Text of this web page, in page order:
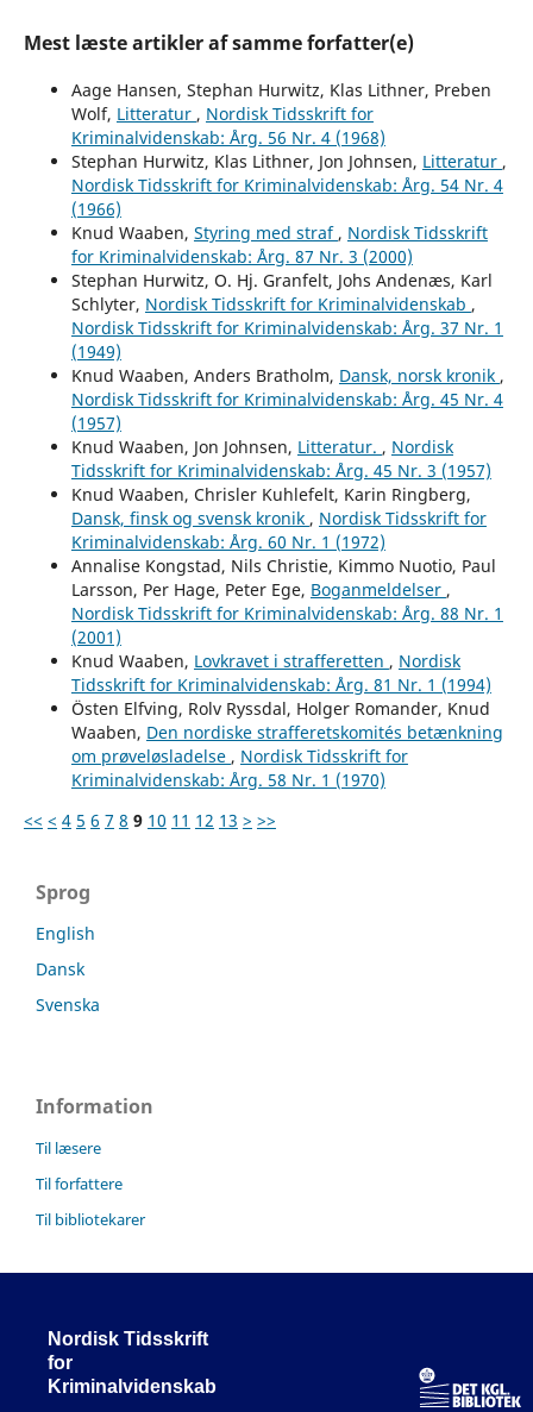
Mest læste artikler af samme forfatter(e)
Aage Hansen, Stephan Hurwitz, Klas Lithner, Preben
Wolf, Litteratur , Nordisk Tidsskrift for
Kriminalvidenskab: Årg. 56 Nr. 4 (1968)
Stephan Hurwitz, Klas Lithner, Jon Johnsen, Litteratur ,
Nordisk Tidsskrift for Kriminalvidenskab: Årg. 54 Nr. 4
(1966)
Knud Waaben, Styring med straf , Nordisk Tidsskrift
for Kriminalvidenskab: Årg. 87 Nr. 3 (2000)
Stephan Hurwitz, O. Hj. Granfelt, Johs Andenæs, Karl
Schlyter, Nordisk Tidsskrift for Kriminalvidenskab ,
Nordisk Tidsskrift for Kriminalvidenskab: Årg. 37 Nr. 1
(1949)
Knud Waaben, Anders Bratholm, Dansk, norsk kronik ,
Nordisk Tidsskrift for Kriminalvidenskab: Årg. 45 Nr. 4
(1957)
Knud Waaben, Jon Johnsen, Litteratur. , Nordisk
Tidsskrift for Kriminalvidenskab: Årg. 45 Nr. 3 (1957)
Knud Waaben, Chrisler Kuhlefelt, Karin Ringberg,
Dansk, finsk og svensk kronik , Nordisk Tidsskrift for
Kriminalvidenskab: Årg. 60 Nr. 1 (1972)
Annalise Kongstad, Nils Christie, Kimmo Nuotio, Paul
Larsson, Per Hage, Peter Ege, Boganmeldelser ,
Nordisk Tidsskrift for Kriminalvidenskab: Årg. 88 Nr. 1
(2001)
Knud Waaben, Lovkravet i strafferetten , Nordisk
Tidsskrift for Kriminalvidenskab: Årg. 81 Nr. 1 (1994)
Östen Elfving, Rolv Ryssdal, Holger Romander, Knud
Waaben, Den nordiske strafferetskomités betænkning
om prøveløsladelse , Nordisk Tidsskrift for
Kriminalvidenskab: Årg. 58 Nr. 1 (1970)
<< < 4 5 6 7 8 9 10 11 12 13 > >>
Sprog
English
Dansk
Svenska
Information
Til læsere
Til forfattere
Til bibliotekarer
Nordisk Tidsskrift
for
Kriminalvidenskab